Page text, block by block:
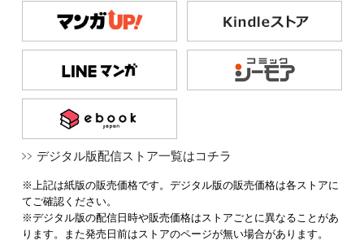
デジタル版配信ストア一覧はコチラ
※上記は紙版の販売価格です。デジタル版の販売価格は各ストアに
てご確認ください。
※デジタル版の配信日時や販売価格はストアごとに異なることがあ
ります。また発売日前はストアのページが無い場合があります。